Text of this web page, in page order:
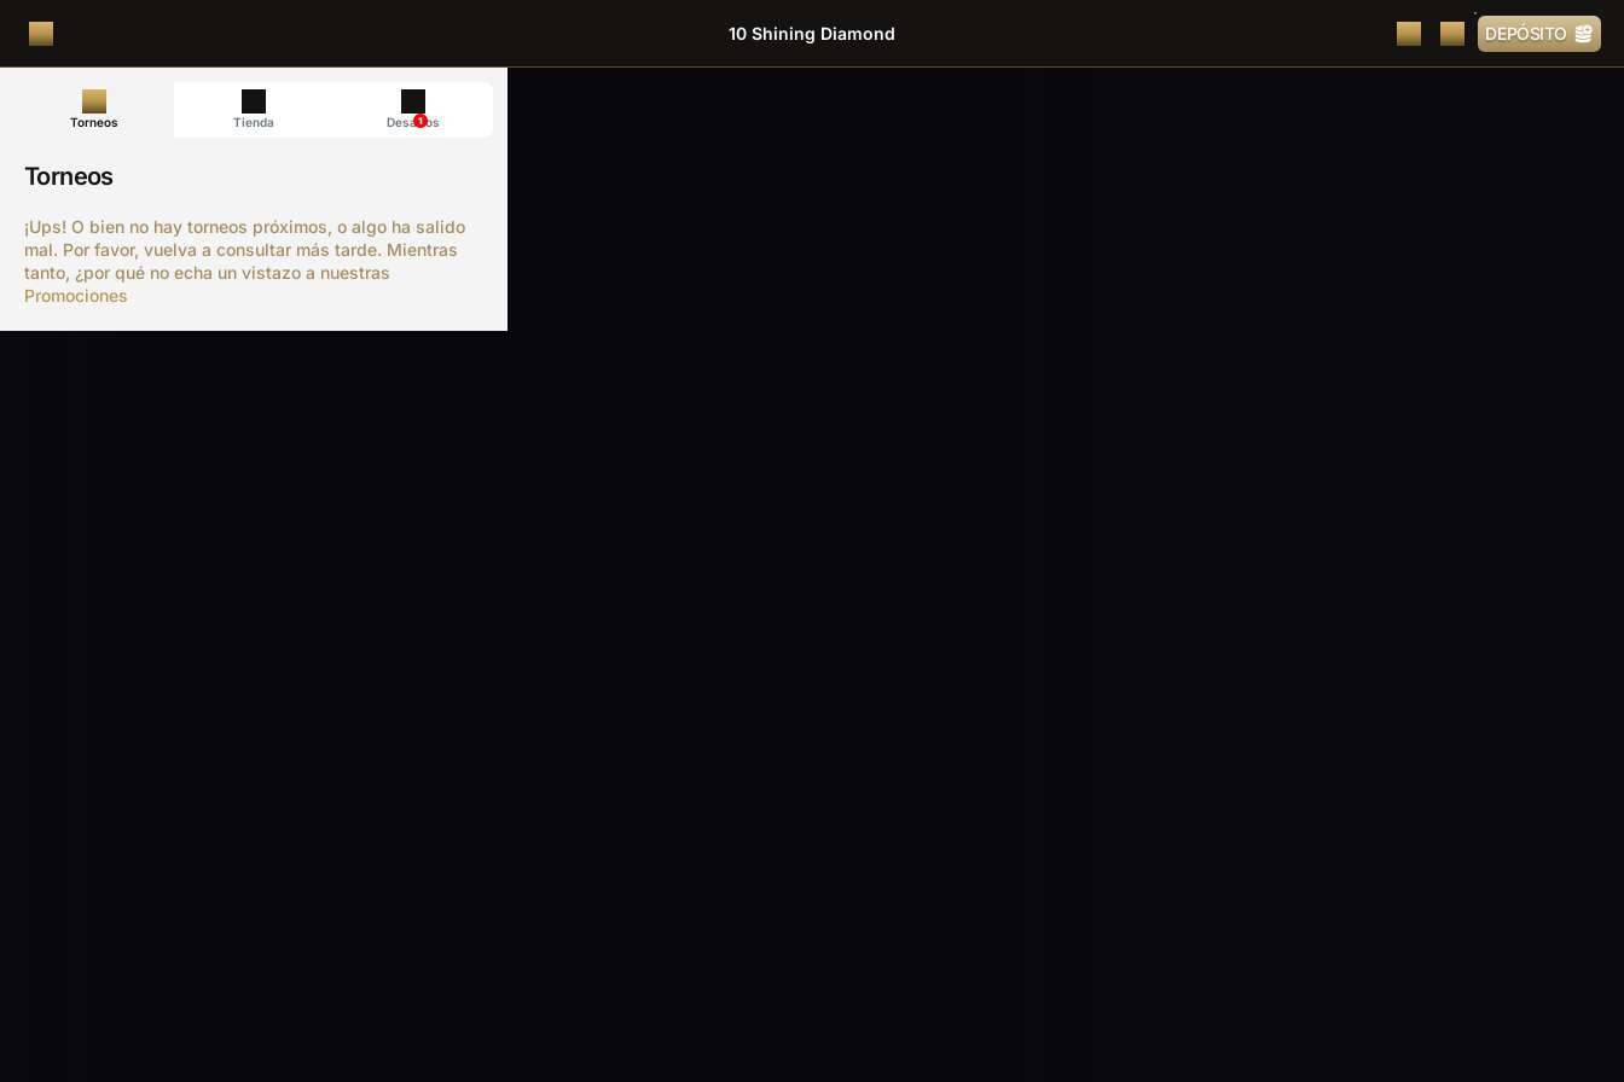
10 Shining Diamond DEPÓSITO
Torneos Tienda 1
Desafíos
Torneos
¡Ups! O bien no hay torneos próximos, o algo ha salido
mal. Por favor, vuelva a consultar más tarde. Mientras
tanto, ¿por qué no echa un vistazo a nuestras
Promociones